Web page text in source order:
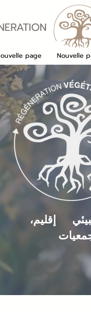
page Nouvelle
إقليم،